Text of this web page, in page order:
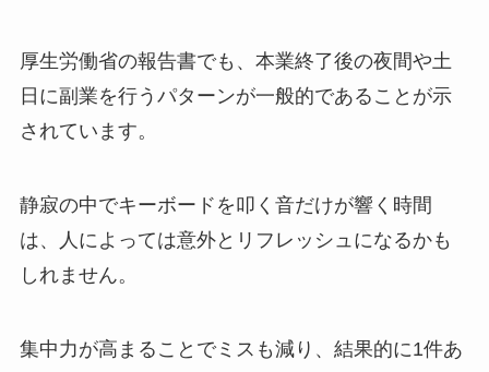
厚生労働省の報告書でも、本業終了後の夜間や土
日に副業を行うパターンが一般的であることが示
されています。
静寂の中でキーボードを叩く音だけが響く時間
は、人によっては意外とリフレッシュになるかも
しれません。
集中力が高まることでミスも減り、結果的に1件あ